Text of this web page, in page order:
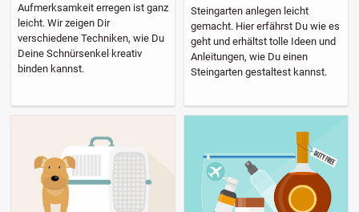
Aufmerksamkeit erregen ist ganz
leicht. Wir zeigen Dir
verschiedene Techniken, wie Du
Deine Schnürsenkel kreativ
binden kannst.
Steingarten anlegen leicht
gemacht. Hier erfährst Du wie es
geht und erhältst tolle Ideen und
Anleitungen, wie Du einen
Steingarten gestaltest kannst.